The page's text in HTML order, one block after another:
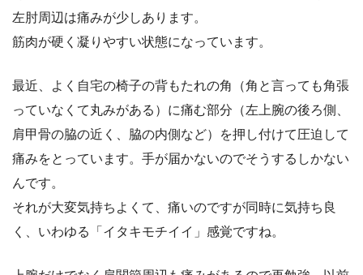
左肘周辺は痛みが少しあります。
筋肉が硬く凝りやすい状態になっています。
最近、よく自宅の椅子の背もたれの角（角と言っても角張
っていなくて丸みがある）に痛む部分（左上腕の後ろ側、
肩甲骨の脇の近く、脇の内側など）を押し付けて圧迫して
痛みをとっています。手が届かないのでそうするしかない
んです。
それが大変気持ちよくて、痛いのですが同時に気持ち良
く、いわゆる「イタキモチイイ」感覚ですね。